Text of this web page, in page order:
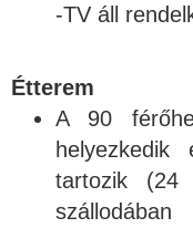
-TV áll
Étterem
A 90
tartozik